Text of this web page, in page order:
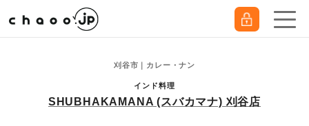
刈谷市｜カレー・ナン
インド料理
SHUBHAKAMANA (スバカマナ) 刈谷店